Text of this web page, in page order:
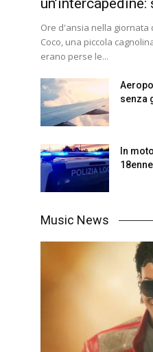
Ore d'ansia nella giornata
Coco, una piccola
erano perse le...
senza
In
18enne
Music News